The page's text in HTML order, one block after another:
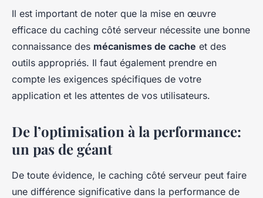
Il est important de noter que la mise en œuvre
efficace du caching côté serveur nécessite une bonne
connaissance des mécanismes de cache et des
outils appropriés. Il faut également prendre en
compte les exigences spécifiques de votre
application et les attentes de vos utilisateurs.
De l’optimisation à la performance:
un pas de géant
De toute évidence, le caching côté serveur peut faire
une différence significative dans la performance de